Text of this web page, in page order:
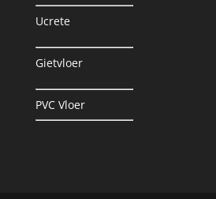
Ucrete
Gietvloer
PVC Vloer